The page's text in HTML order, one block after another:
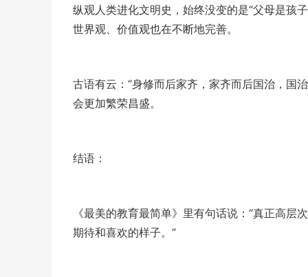
纵观人类进化文明史，始终没变的是“父母是孩
世界观、价值观也在不断地完善。
古语有云：“身修而后家齐，家齐而后国治，国
会更加繁荣昌盛。
结语：
《最美的教育最简单》里有句话说：“真正高
期待和喜欢的样子。”